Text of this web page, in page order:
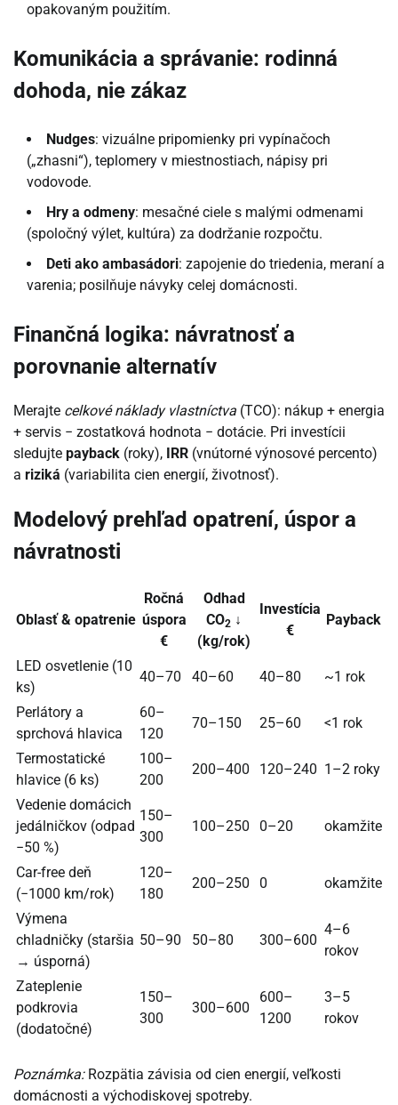
opakovaným použitím.
Komunikácia a správanie: rodinná
dohoda, nie zákaz
Nudges: vizuálne pripomienky pri vypínačoch
(„zhasni“), teplomery v miestnostiach, nápisy pri
vodovode.
Hry a odmeny: mesačné ciele s malými odmenami
(spoločný výlet, kultúra) za dodržanie rozpočtu.
Deti ako ambasádori: zapojenie do triedenia, meraní a
varenia; posilňuje návyky celej domácnosti.
Finančná logika: návratnosť a
porovnanie alternatív
Merajte celkové náklady vlastníctva (TCO): nákup + energia
+ servis − zostatková hodnota − dotácie. Pri investícii
sledujte payback (roky), IRR (vnútorné výnosové percento)
a riziká (variabilita cien energií, životnosť).
Modelový prehľad opatrení, úspor a
návratnosti
Oblasť & opatrenie
Ročná
úspora
€
Odhad
CO2 ↓
(kg/rok)
Investícia
€
Payback
LED osvetlenie (10
ks)
40–70 40–60 40–80 ~1 rok
Perlátory a
sprchová hlavica
60–
120
70–150 25–60 <1 rok
Termostatické
hlavice (6 ks)
100–
200
200–400 120–240 1–2 roky
Vedenie domácich
jedálničkov (odpad
−50 %)
150–
300
100–250 0–20 okamžite
Car-free deň
(−1000 km/rok)
120–
180
200–250 0 okamžite
Výmena
chladničky (staršia
→ úsporná)
50–90 50–80 300–600
4–6
rokov
Zateplenie
podkrovia
(dodatočné)
150–
300
300–600
600–
1200
3–5
rokov
Poznámka:Rozpätia závisia od cien energií, veľkosti
domácnosti a východiskovej spotreby.